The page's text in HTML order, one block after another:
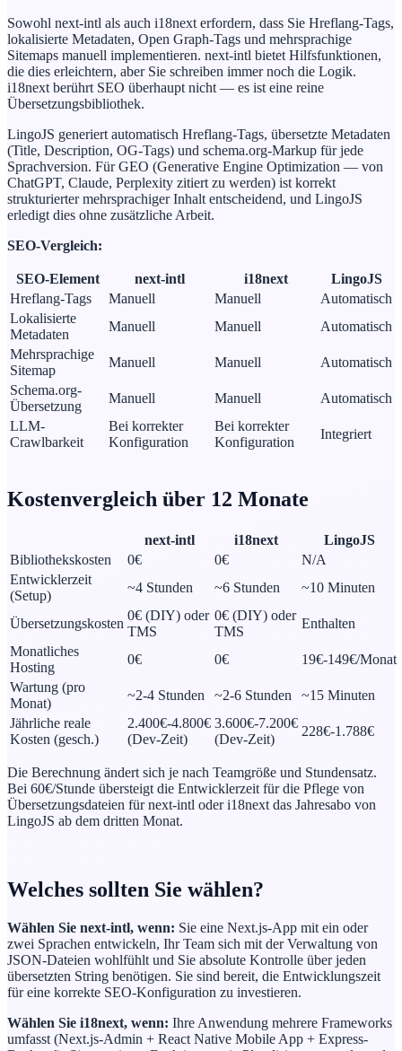
Sowohl next-intl als auch i18next erfordern, dass Sie Hreflang-Tags,
lokalisierte Metadaten, Open Graph-Tags und mehrsprachige
Sitemaps manuell implementieren. next-intl bietet Hilfsfunktionen,
die dies erleichtern, aber Sie schreiben immer noch die Logik.
i18next berührt SEO überhaupt nicht — es ist eine reine
Übersetzungsbibliothek.
LingoJS generiert automatisch Hreflang-Tags, übersetzte Metadaten
(Title, Description, OG-Tags) und schema.org-Markup für jede
Sprachversion. Für GEO (Generative Engine Optimization — von
ChatGPT, Claude, Perplexity zitiert zu werden) ist korrekt
strukturierter mehrsprachiger Inhalt entscheidend, und LingoJS
erledigt dies ohne zusätzliche Arbeit.
SEO-Vergleich:
SEO-Element next-intl i18next
LingoJS
Hreflang-Tags
Manuell Manuell
Automatisch
Lokalisierte
Metadaten
Manuell Manuell
Automatisch
Mehrsprachige
Sitemap
Manuell Manuell
Automatisch
Schema.org-
Übersetzung
Manuell Manuell
Automatisch
LLM-
Crawlbarkeit
Bei korrekter
Konfiguration
Bei korrekter
Konfiguration
Integriert
Kostenvergleich über 12 Monate
next-intl i18next
LingoJS
Bibliothekskosten
0€ 0€
N/A
Entwicklerzeit
(Setup)
~4 Stunden ~6 Stunden ~10 Minuten
Übersetzungskosten
0€ (DIY) oder
TMS
0€ (DIY) oder
TMS
Enthalten
Monatliches
Hosting
0€ 0€
19€-149€/Monat
Wartung (pro
Monat)
~2-4 Stunden ~2-6 Stunden
~15 Minuten
Jährliche reale
Kosten (gesch.)
2.400€-4.800€
(Dev-Zeit)
3.600€-7.200€
(Dev-Zeit)
228€-1.788€
Die Berechnung ändert sich je nach Teamgröße und Stundensatz.
Bei 60€/Stunde übersteigt die Entwicklerzeit für die Pflege von
Übersetzungsdateien für next-intl oder i18next das Jahresabo von
LingoJS ab dem dritten Monat.
Welches sollten Sie wählen?
Wählen Sie next-intl, wenn: Sie eine Next.js-App mit ein oder
zwei Sprachen entwickeln, Ihr Team sich mit der Verwaltung von
JSON-Dateien wohlfühlt und Sie absolute Kontrolle über jeden
übersetzten String benötigen. Sie sind bereit, die Entwicklungszeit
für eine korrekte SEO-Konfiguration zu investieren.
Wählen Sie i18next, wenn: Ihre Anwendung mehrere Frameworks
umfasst (Next.js-Admin + React Native Mobile App + Express-